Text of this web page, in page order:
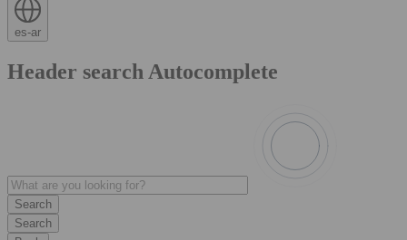
es-ar
Header search Autocomplete
Search